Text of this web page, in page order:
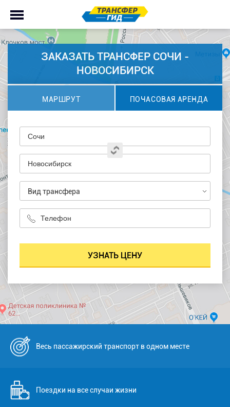
ЗАКАЗАТЬ ТРАНСФЕР СОЧИ -
НОВОСИБИРСК
МАРШРУТ ПОЧАСОВАЯ АРЕНДА
Вид трансфера
Весь пассажирский транспорт в одном месте
Поездки на все случаи жизни